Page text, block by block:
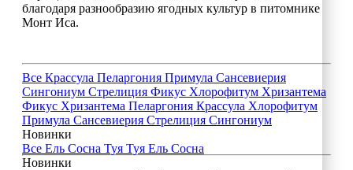
благодаря разнообразию ягодных культур в питомнике
Монт Иса.
Все Крассула Пеларгония Примула Сансевиерия
Сингониум Стрелиция Фикус Хлорофитум Хризантема
Фикус Хризантема Пеларгония Крассула Хлорофитум
Примула Сансевиерия Стрелиция Сингониум
Новинки
Все Ель Сосна Туя Туя Ель Сосна
Новинки